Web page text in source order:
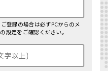
登録の場合は必ずPCからのメ
設定をご確認ください。